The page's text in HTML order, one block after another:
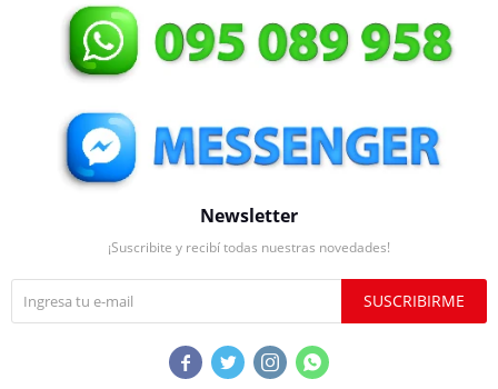
Newsletter
¡Suscribite y recibí todas nuestras novedades!
SUSCRIBIRME
   